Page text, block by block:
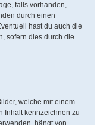
falls vorhanden,
durch einen
hast du auch die
sofern dies durch die
welche mit einem
Inhalt kennzeichnen zu
hängt von